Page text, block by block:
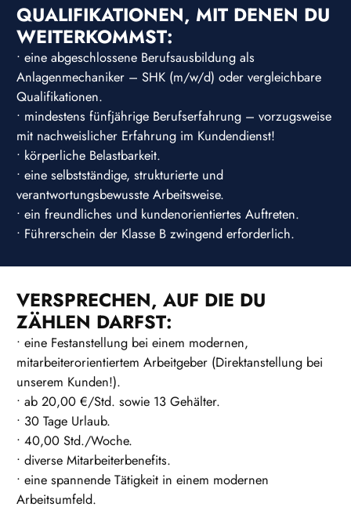
QUALIFIKATIONEN, MIT DENEN DU
WEITERKOMMST:
• eine abgeschlossene Berufsausbildung als
Anlagenmechaniker – SHK (m/w/d) oder vergleichbare
Qualifikationen.
• mindestens fünfjährige Berufserfahrung – vorzugsweise
mit nachweislicher Erfahrung im Kundendienst!
• körperliche Belastbarkeit.
• eine selbstständige, strukturierte und
verantwortungsbewusste Arbeitsweise.
• ein freundliches und kundenorientiertes Auftreten.
• Führerschein der Klasse B zwingend erforderlich.
VERSPRECHEN, AUF DIE DU
ZÄHLEN DARFST:
• eine Festanstellung bei einem modernen,
mitarbeiterorientiertem Arbeitgeber (Direktanstellung bei
unserem Kunden!).
• ab 20,00 €/Std. sowie 13 Gehälter.
• 30 Tage Urlaub.
• 40,00 Std./Woche.
• diverse Mitarbeiterbenefits.
• eine spannende Tätigkeit in einem modernen
Arbeitsumfeld.